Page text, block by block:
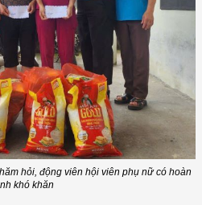
hỏi, động viên hội viên phụ nữ có hoàn
khó khăn